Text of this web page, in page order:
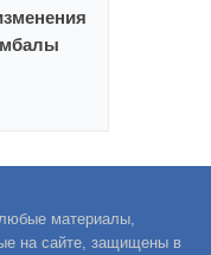
материалы,
на сайте, защищены в